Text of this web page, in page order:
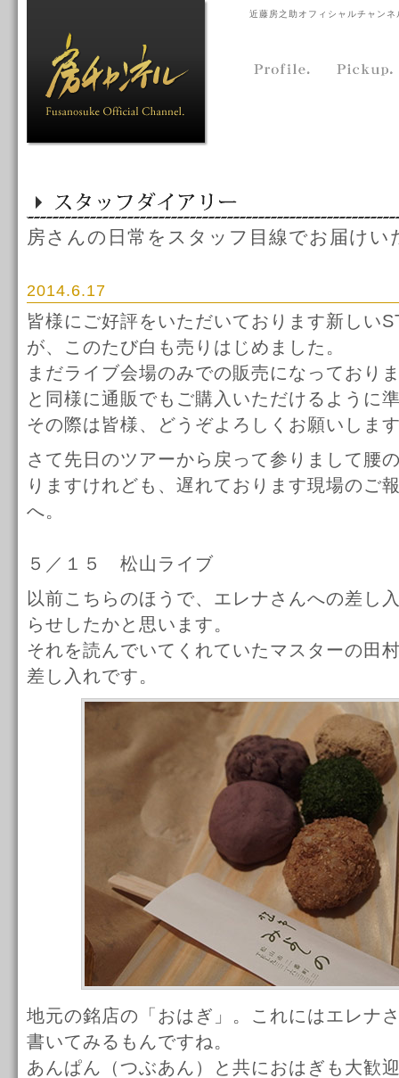
近藤房之助オフィシャルチャン
房さんの日常をスタッフ目線でお届けい
2014.6.17
皆様にご好評をいただいております新しい
が、このたび白も売りはじめました。
まだライブ会場のみでの販売になっており
と同様に通販でもご購入いただけるように
その際は皆様、どうぞよろしくお願いしま
さて先日のツアーから戻って参りまして腰
りますけれども、遅れております現場のご
へ。
５／１５ 松山ライブ
以前こちらのほうで、エレナさんへの差し
らせしたかと思います。
それを読んでいてくれていたマスターの田
差し入れです。
地元の銘店の「おはぎ」。これにはエレナ
書いてみるもんですね。
あんぱん（つぶあん）と共におはぎも大歓